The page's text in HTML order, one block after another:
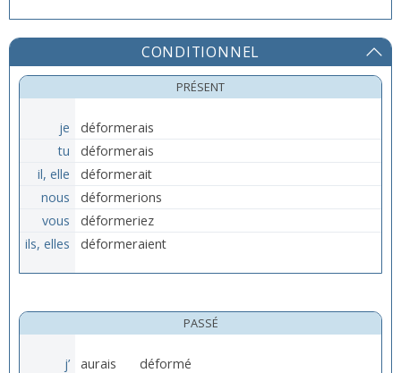
CONDITIONNEL
PRÉSENT
je
déformerais
tu
déformerais
il, elle
déformerait
nous
déformerions
vous
déformeriez
ils, elles
déformeraient
PASSÉ
j’ aurais
déformé